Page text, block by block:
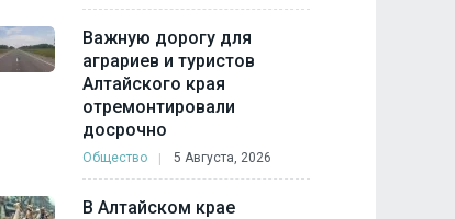
Важную дорогу для
аграриев и туристов
Алтайского края
отремонтировали
досрочно
Общество 5 Августа, 2026
В Алтайском крае